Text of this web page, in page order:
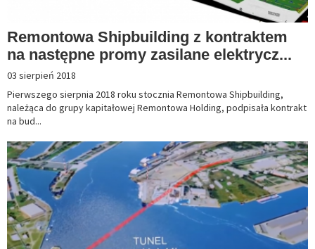
Remontowa Shipbuilding z kontraktem
na następne promy zasilane elektrycz...
03 sierpień 2018
Pierwszego sierpnia 2018 roku stocznia Remontowa Shipbuilding,
należąca do grupy kapitałowej Remontowa Holding, podpisała kontrakt
na bud...